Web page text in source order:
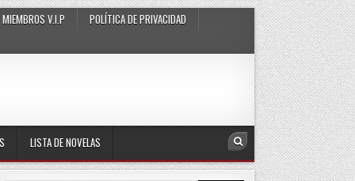
MIEMBROS V.I.P
POLÍTICA DE PRIVACIDAD
LISTA DE NOVELAS Search